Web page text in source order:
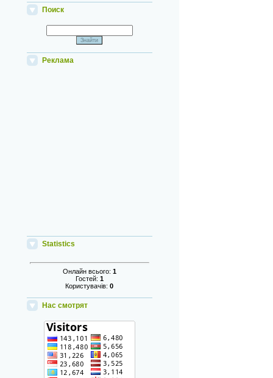
Поиск
Реклама
Statistics
Онлайн всього: 1
Гостей: 1
Користувачів:0
Нас смотрят